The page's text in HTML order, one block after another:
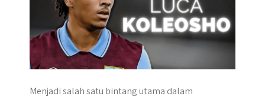
Menjadi salah satu bintang utama dalam